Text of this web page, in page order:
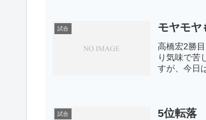
試合 モヤモヤ
高橋宏2勝
り気味で苦
すが、今日
試合 5位転落